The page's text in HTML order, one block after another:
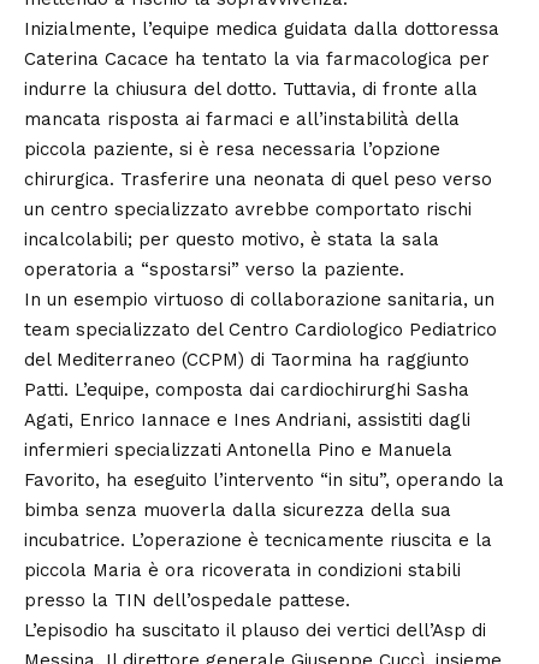
Inizialmente, l’equipe medica guidata dalla dottoressa
Caterina Cacace ha tentato la via farmacologica per
indurre la chiusura del dotto. Tuttavia, di fronte alla
mancata risposta ai farmaci e all’instabilità della
piccola paziente, si è resa necessaria l’opzione
chirurgica. Trasferire una neonata di quel peso verso
un centro specializzato avrebbe comportato rischi
incalcolabili; per questo motivo, è stata la sala
operatoria a “spostarsi” verso la paziente.
In un esempio virtuoso di collaborazione sanitaria, un
team specializzato del Centro Cardiologico Pediatrico
del Mediterraneo (CCPM) di Taormina ha raggiunto
Patti. L’equipe, composta dai cardiochirurghi Sasha
Agati, Enrico Iannace e Ines Andriani, assistiti dagli
infermieri specializzati Antonella Pino e Manuela
Favorito, ha eseguito l’intervento “in situ”, operando la
bimba senza muoverla dalla sicurezza della sua
incubatrice. L’operazione è tecnicamente riuscita e la
piccola Maria è ora ricoverata in condizioni stabili
presso la TIN dell’ospedale pattese.
L’episodio ha suscitato il plauso dei vertici dell’Asp di